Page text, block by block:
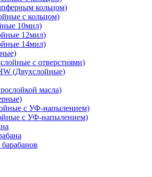
кольцом)
с кольцом)
10мил)
12мил)
14мил)
с отверстиями)
(Двухслойные)
масла)
с УФ-напылением)
с УФ-напылением)